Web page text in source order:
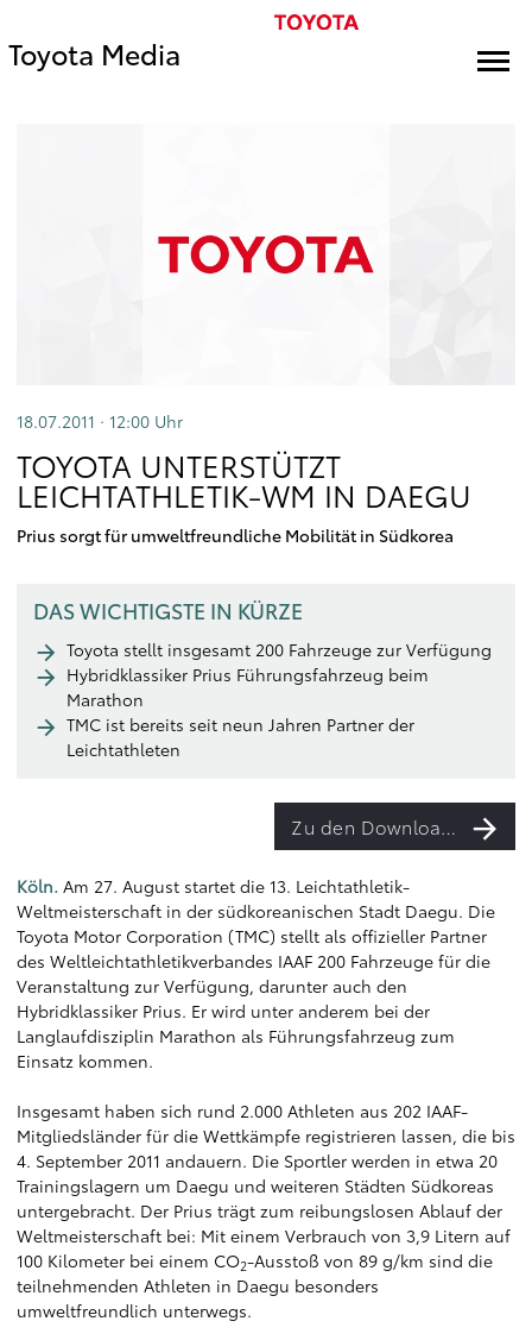
Toyota Media
18.07.2011 · 12:00 Uhr
TOYOTA UNTERSTÜTZT
LEICHTATHLETIK-WM IN DAEGU
Prius sorgt für umweltfreundliche Mobilität in Südkorea
DAS WICHTIGSTE IN KÜRZE
Toyota stellt insgesamt 200 Fahrzeuge zur Verfügung
Hybridklassiker Prius Führungsfahrzeug beim
Marathon
TMC ist bereits seit neun Jahren Partner der
Leichtathleten
Zu den Downloads
Köln. Am 27. August startet die 13. Leichtathletik-
Weltmeisterschaft in der südkoreanischen Stadt Daegu. Die
Toyota Motor Corporation (TMC) stellt als offizieller Partner
des Weltleichtathletikverbandes IAAF 200 Fahrzeuge für die
Veranstaltung zur Verfügung, darunter auch den
Hybridklassiker Prius. Er wird unter anderem bei der
Langlaufdisziplin Marathon als Führungsfahrzeug zum
Einsatz kommen.
Insgesamt haben sich rund 2.000 Athleten aus 202 IAAF-
Mitgliedsländer für die Wettkämpfe registrieren lassen, die bis
4. September 2011 andauern. Die Sportler werden in etwa 20
Trainingslagern um Daegu und weiteren Städten Südkoreas
untergebracht. Der Prius trägt zum reibungslosen Ablauf der
Weltmeisterschaft bei: Mit einem Verbrauch von 3,9 Litern auf
100 Kilometer bei einem CO2-Ausstoß von 89 g/km sind die
teilnehmenden Athleten in Daegu besonders
umweltfreundlich unterwegs.